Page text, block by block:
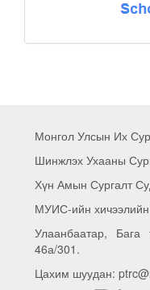
Монгол Улсын Их
Шинжлэх Ухааны
Хүн Амын Сургалт
МУИС-ийн
Улаанбаатар, Бага
46а/301.
Цахим шуудан: